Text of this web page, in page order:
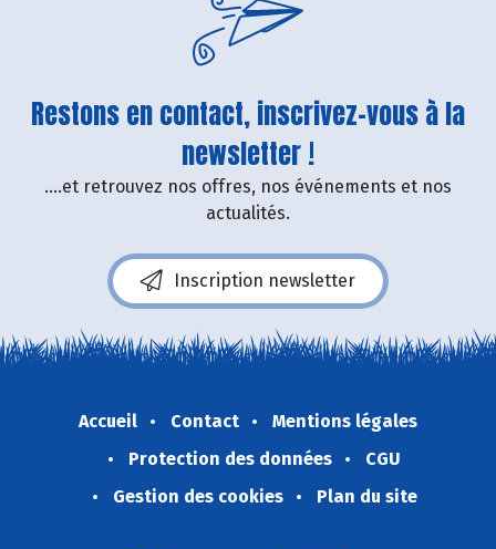
Restons en contact, inscrivez-vous à la
newsletter !
....et retrouvez nos offres, nos événements et nos
actualités.
Inscription newsletter
Accueil Contact
Mentions légales
Protection des données
CGU
Gestion des cookies
Plan du site